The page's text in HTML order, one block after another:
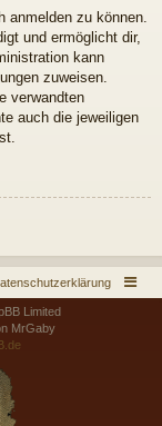
zu können.
und ermöglicht dir,
kann
zuweisen.
verwandten
auch die jeweiligen
Limited
MrGaby